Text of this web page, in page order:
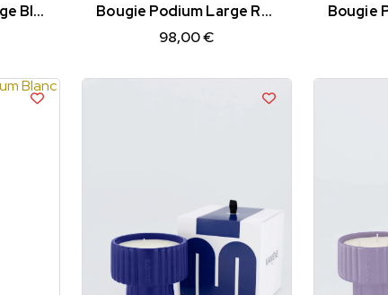
Bougie Podium Large Bleu Cobalt ROSA
Bougie Podium Large Rouge JEANNE
98,00 €